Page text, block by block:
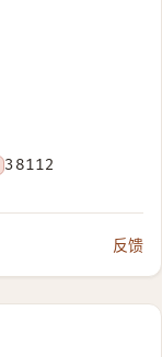
38112
反馈